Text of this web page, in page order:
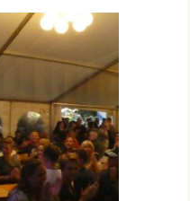
–
Archiv 2022
Archiv 2020
Archiv 2019
Archiv 2018
Archiv 2017